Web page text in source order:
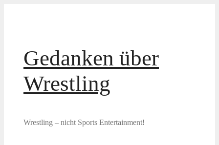
Gedanken über
Wrestling
Wrestling – nicht Sports Entertainment!